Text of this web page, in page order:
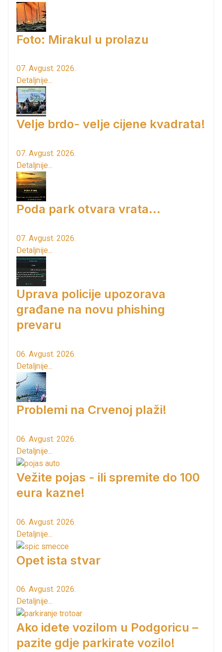
Foto: Mirakul u prolazu
07. Avgust. 2026.
Detaljnije...
Velje brdo- velje cijene kvadrata!
07. Avgust. 2026.
Detaljnije...
Poda park otvara vrata...
07. Avgust. 2026.
Detaljnije...
Uprava policije upozorava
građane na novu phishing
prevaru
06. Avgust. 2026.
Detaljnije...
Problemi na Crvenoj plaži!
06. Avgust. 2026.
Detaljnije...
Vežite pojas - ili spremite do 100
eura kazne!
06. Avgust. 2026.
Detaljnije...
Opet ista stvar
06. Avgust. 2026.
Detaljnije...
Ako idete vozilom u Podgoricu –
pazite gdje parkirate vozilo!